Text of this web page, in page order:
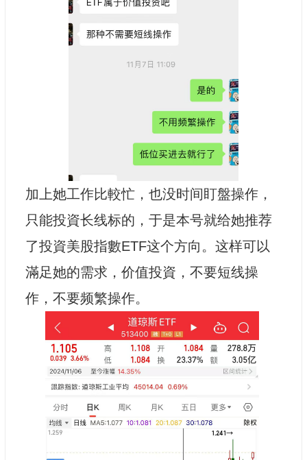
加上她工作比較忙，也没时间盯盤操作，
只能投資长线标的，于是本号就给她推荐
了投資美股指數ETF这个方向。这样可以
滿足她的需求，价值投資，不要短线操
作，不要频繁操作。